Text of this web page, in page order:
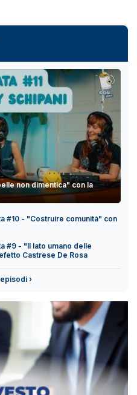
non dimentica" con la
#10 - "Costruire comunità" con
#9 - "Il lato umano delle
Castrese De Rosa
›